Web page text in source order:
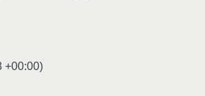
+00:00)